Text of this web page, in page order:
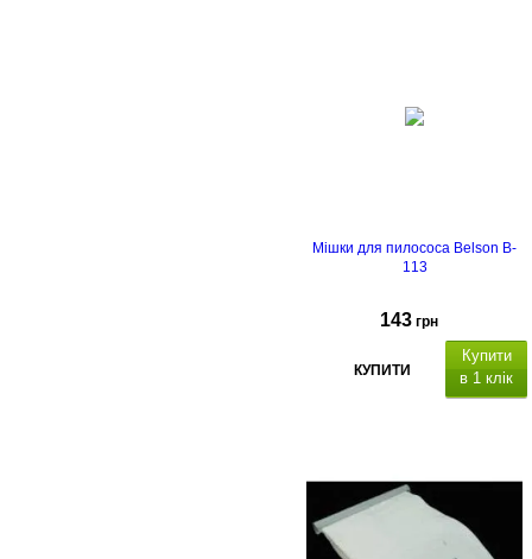
Мішки для пилососа Belson B-
113
143 грн
КУПИТИ
Купити
в 1 клік